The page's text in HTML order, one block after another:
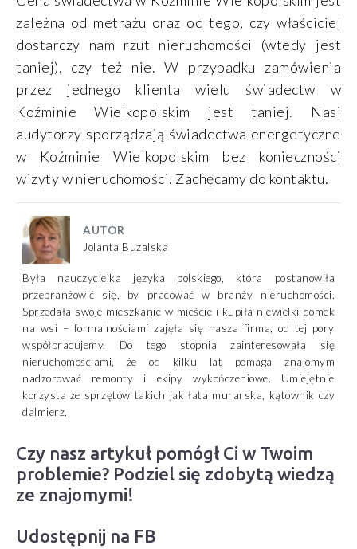
zależna od metrażu oraz od tego, czy właściciel
dostarczy nam rzut nieruchomości (wtedy jest
taniej), czy też nie. W przypadku zamówienia
przez jednego klienta wielu świadectw w
Koźminie Wielkopolskim jest taniej. Nasi
audytorzy sporządzają świadectwa energetyczne
w Koźminie Wielkopolskim bez konieczności
wizyty w nieruchomości. Zachęcamy do kontaktu.
AUTOR
Jolanta Buzalska
Była nauczycielka języka polskiego, która postanowiła
przebranżowić się, by pracować w branży nieruchomości.
Sprzedała swoje mieszkanie w mieście i kupiła niewielki domek
na wsi – formalnościami zajęła się nasza firma, od tej pory
współpracujemy. Do tego stopnia zainteresowała się
nieruchomościami, że od kilku lat pomaga znajomym
nadzorować remonty i ekipy wykończeniowe. Umiejętnie
korzysta ze sprzętów takich jak łata murarska, kątownik czy
dalmierz.
Czy nasz artykuł pomógł Ci w Twoim
problemie? Podziel się zdobytą wiedzą
ze znajomymi!
Udostępnij na FB